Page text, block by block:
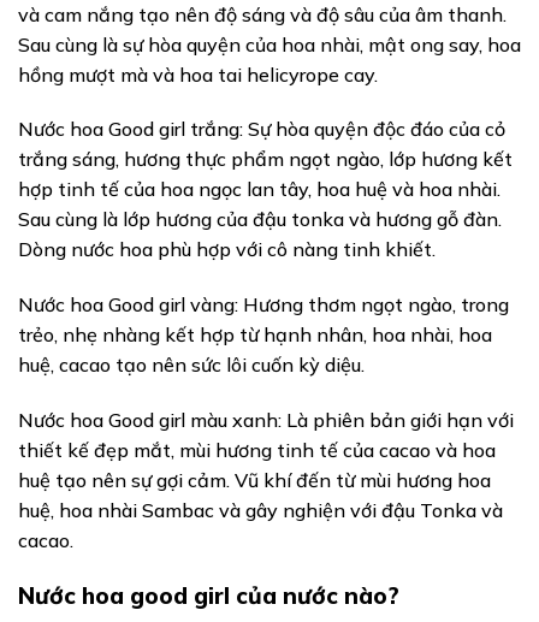
và cam nắng tạo nên độ sáng và độ sâu của âm thanh.
Sau cùng là sự hòa quyện của hoa nhài, mật ong say, hoa
hồng mượt mà và hoa tai helicyrope cay.
Nước hoa Good girl trắng: Sự hòa quyện độc đáo của cỏ
trắng sáng, hương thực phẩm ngọt ngào, lớp hương kết
hợp tinh tế của hoa ngọc lan tây, hoa huệ và hoa nhài.
Sau cùng là lớp hương của đậu tonka và hương gỗ đàn.
Dòng nước hoa phù hợp với cô nàng tinh khiết.
Nước hoa Good girl vàng: Hương thơm ngọt ngào, trong
trẻo, nhẹ nhàng kết hợp từ hạnh nhân, hoa nhài, hoa
huệ, cacao tạo nên sức lôi cuốn kỳ diệu.
Nước hoa Good girl màu xanh: Là phiên bản giới hạn với
thiết kế đẹp mắt, mùi hương tinh tế của cacao và hoa
huệ tạo nên sự gợi cảm. Vũ khí đến từ mùi hương hoa
huệ, hoa nhài Sambac và gây nghiện với đậu Tonka và
cacao.
Nước hoa good girl của nước nào?